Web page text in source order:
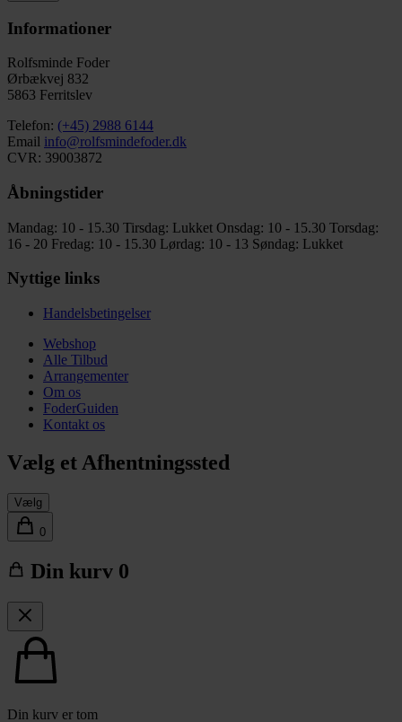
Informationer
Rolfsminde Foder
Ørbækvej 832
5863 Ferritslev
Telefon: (+45) 2988 6144
Email info@rolfsmindefoder.dk
CVR: 39003872
Åbningstider
Mandag: 10 - 15.30 Tirsdag: Lukket Onsdag: 10 - 15.30 Torsdag:
16 - 20 Fredag: 10 - 15.30 Lørdag: 10 - 13 Søndag: Lukket
Nyttige links
Handelsbetingelser
Webshop
Alle Tilbud
Arrangementer
Om os
FoderGuiden
Kontakt os
Vælg et Afhentningssted
Vælg
0
Din kurv 0
Din kurv er tom